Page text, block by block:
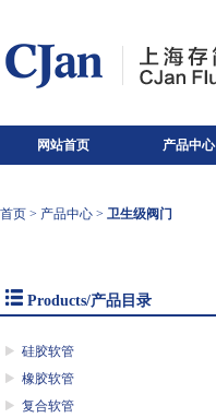
网站首页 产品中心
首页 > 产品中心 > 卫生级阀门
Products/产品目录
硅胶软管
橡胶软管
复合软管